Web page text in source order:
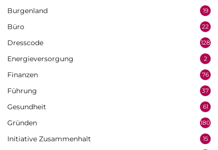
Burgenland 19
Büro 22
Dresscode 128
Energieversorgung 2
Finanzen 76
Führung 37
Gesundheit 61
Gründen 180
Initiative Zusammenhalt 15